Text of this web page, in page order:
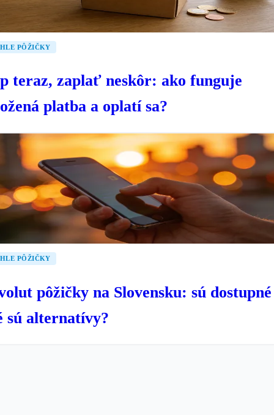
PÔŽIČKY
teraz, zaplať neskôr: ako funguje
platba a oplatí sa?
PÔŽIČKY
pôžičky na Slovensku: sú
sú alternatívy?